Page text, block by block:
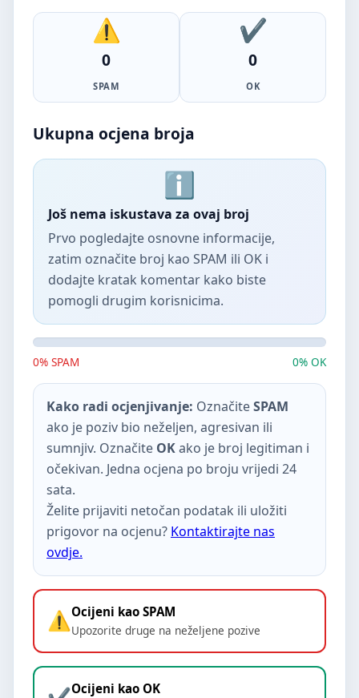
0
SPAM
0
OK
Ukupna ocjena broja
Još nema iskustava za ovaj broj
Prvo pogledajte osnovne informacije,
zatim označite broj kao SPAM ili OK i
dodajte kratak komentar kako biste
pomogli drugim korisnicima.
0% SPAM 0% OK
Kako radi ocjenjivanje: OznačiteSPAM
ako je poziv bio neželjen, agresivan ili
sumnjiv. Označite OKako je broj legitiman i
očekivan. Jedna ocjena po broju vrijedi 24
sata.
Želite prijaviti netočan podatak ili uložiti
prigovor na ocjenu? Kontaktirajte nas
ovdje.
Ocijeni kao SPAM
Upozorite druge na neželjene pozive
Ocijeni kao OK